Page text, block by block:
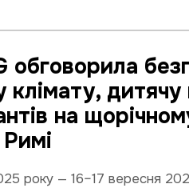
обговорила
клімату,
на
Римі
року — 16–17 вересня